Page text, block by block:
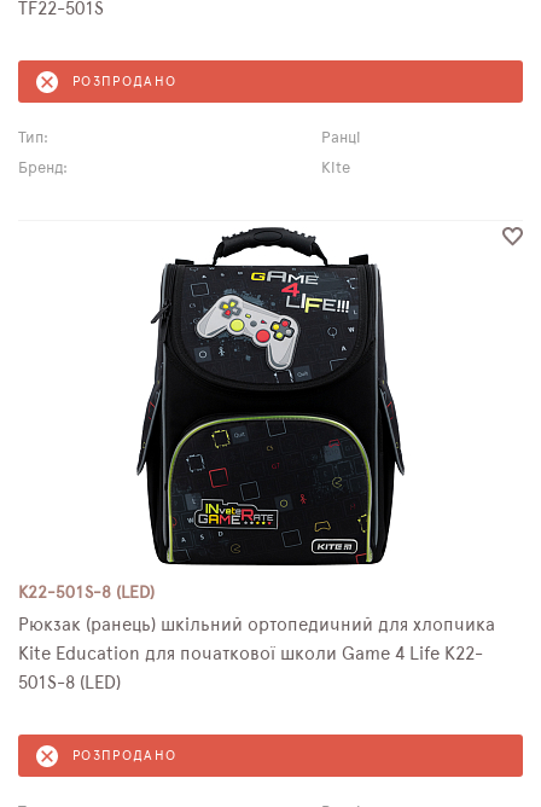
TF22-501S
РОЗПРОДАНО
Тип:
Ранці
Бренд:
Kite
K22-501S-8 (LED)
Рюкзак (ранець) шкільний ортопедичний для хлопчика
Kite Education для початкової школи Game 4 Life K22-
501S-8 (LED)
РОЗПРОДАНО